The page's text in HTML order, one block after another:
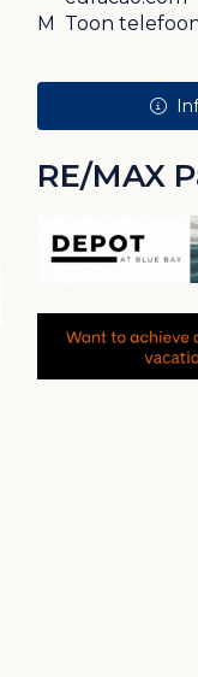
M Toon
RE/MAX